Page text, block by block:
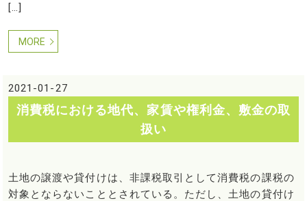
[…]
MORE
2021-01-27
消費税における地代、家賃や権利金、敷金の取
扱い
土地の譲渡や貸付けは、非課税取引として消費税の課税の
対象とならないこととされている。ただし、土地の貸付け